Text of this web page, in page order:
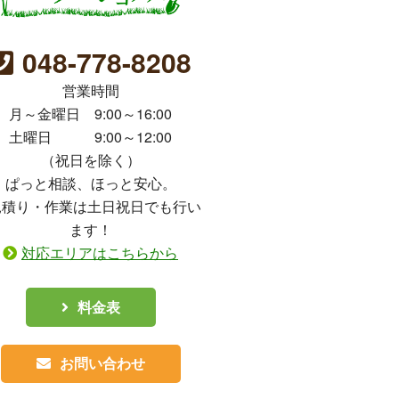
048-778-8208
営業時間
月～金曜日 9:00～16:00
土曜日 9:00～12:00
（祝日を除く）
ぱっと相談、ほっと安心。
り・作業は土日祝日でも行い
ます！
対応エリアはこちらから
料金表
お問い合わせ